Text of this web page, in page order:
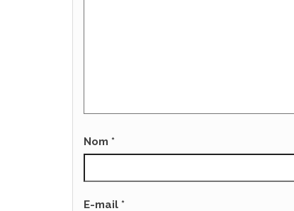
Nom *
E-mail *